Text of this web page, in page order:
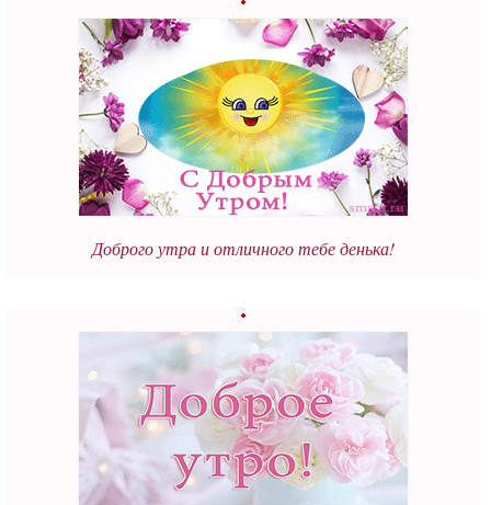
Доброго утра и отличного тебе денька!